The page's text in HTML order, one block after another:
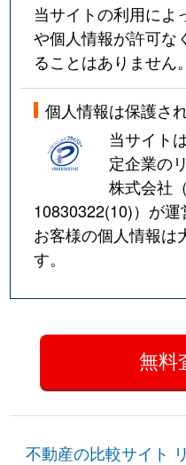
当サイトの利用によ
や個人情報が許可な
ることはありません。
個人情報は保護さ
当サイト
定企業の
株式会社
10830322(10)）が運
お客様の個人情報は
す。
不動産の比較サイト